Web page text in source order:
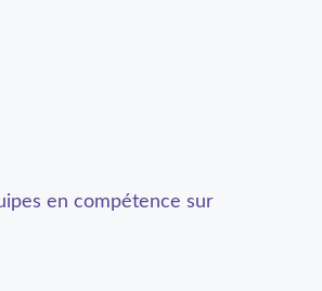
en compétence sur